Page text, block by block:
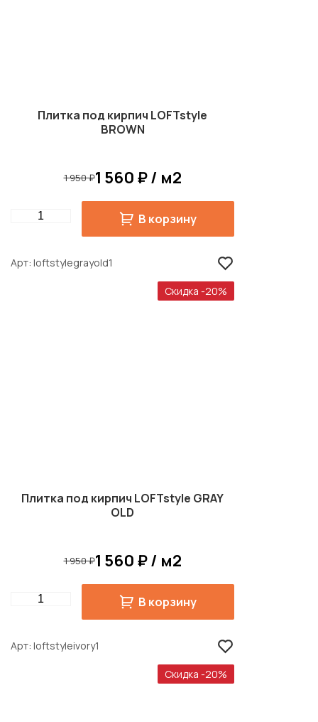
Плитка под кирпич LOFTstyle
BROWN
1 950 ₽1 560 ₽ / м2
Quantity В корзину
Арт loftstylegrayold1
Скидка -20%
Плитка под кирпич LOFTstyle GRAY
OLD
1 950 ₽1 560 ₽ / м2
Quantity В корзину
Арт loftstyleivory1
Скидка -20%